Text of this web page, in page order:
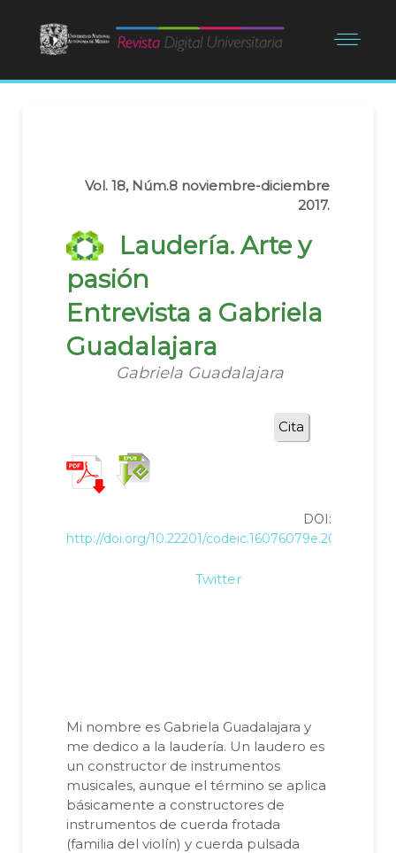
Vol. 18, Núm.8 noviembre-diciembre
2017.
Laudería. Arte y
pasión
Entrevista a Gabriela
Guadalajara
Gabriela Guadalajara
Cita
DOI:
http://doi.org/10.22201/
Twitter
Mi nombre es Gabriela Guadalajara y
me dedico a la laudería. Un laudero es
un constructor de instrumentos
musicales, aunque el término se aplica
básicamente a constructores de
instrumentos de cuerda frotada
(familia del violín) y cuerda pulsada